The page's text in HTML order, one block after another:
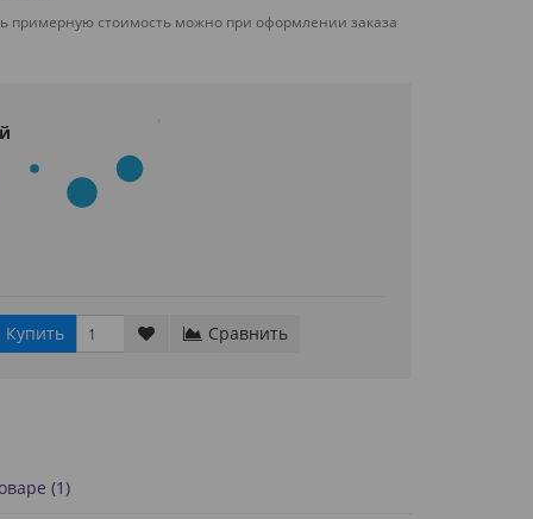
примерную стоимость можно при оформлении заказа
Купить Сравнить
(1)